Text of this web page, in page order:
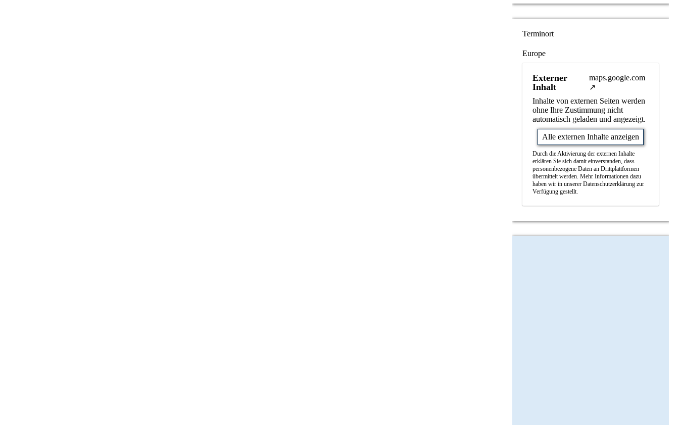
Terminort
Europe
Externer
Inhalt
maps.google.com
Inhalte von externen Seiten werden
ohne Ihre Zustimmung nicht
automatisch geladen und angezeigt.
Alle externen Inhalte anzeigen
Durch die Aktivierung der externen Inhalte
erklären Sie sich damit einverstanden, dass
personenbezogene Daten an Drittplattformen
übermittelt werden. Mehr Informationen dazu
haben wir in unserer Datenschutzerklärung zur
Verfügung gestellt.